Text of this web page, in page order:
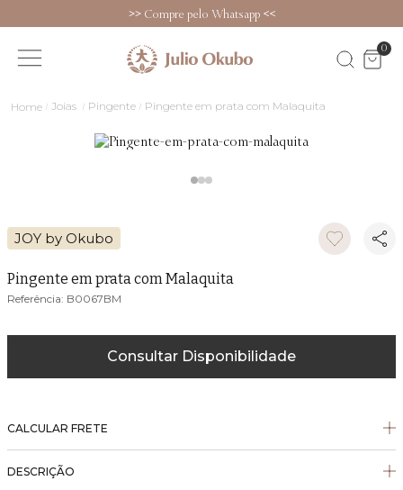
>>Compre pelo Whatsapp <<
0
Joias Pingente Pingente em prata com Malaquita
JOY by Okubo
Pingente em prata com Malaquita
B0067BM
Consultar Disponibilidade
CALCULAR FRETE
DESCRIÇÃO